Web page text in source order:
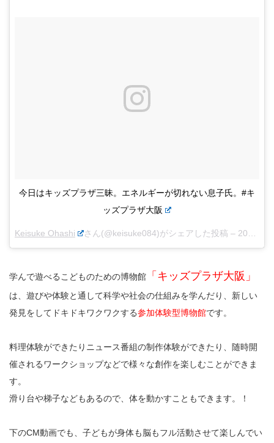
今日はキッズプラザ三昧。エネルギーが切れない息子氏。#キ
ッズプラザ大阪
Keisuke Ohashi さん(@keisuke084)がシェアした投稿 – 2018年 2月月23日午後9時55分PST
学んで遊べるこどものための博物館 「キッズプラザ大阪」
は、遊びや体験と通して科学や社会の仕組みを学んだり、新しい
発見をしてドキドキワクワクする参加体験型博物館です。
料理体験ができたりニュース番組の制作体験ができたり、随時開
催されるワークショップなどで様々な創作を楽しむことができま
す。
滑り台や梯子などもあるので、体を動かすこともできます。！
下のCM動画でも、子どもが身体も脳もフル活動させて楽しんでい